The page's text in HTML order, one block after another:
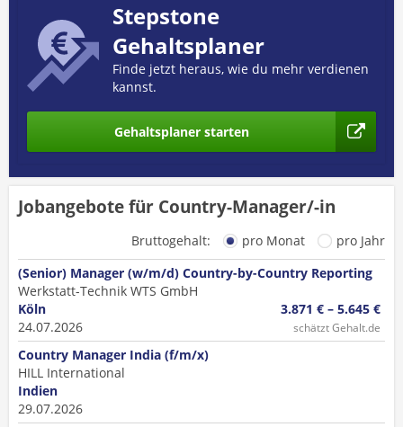
Stepstone
Gehaltsplaner
Finde jetzt heraus, wie du mehr verdienen
kannst.
Gehaltsplaner starten
Jobangebote für Country-Manager/-in
Bruttogehalt: pro Monat
pro Jahr
(Senior) Manager (w/m/d) Country-by-Country Reporting
Werkstatt-Technik WTS GmbH
Köln
24.07.2026
3.871 € – 5.645 €
schätzt Gehalt.de
Country Manager India (f/m/x)
HILL International
Indien
29.07.2026